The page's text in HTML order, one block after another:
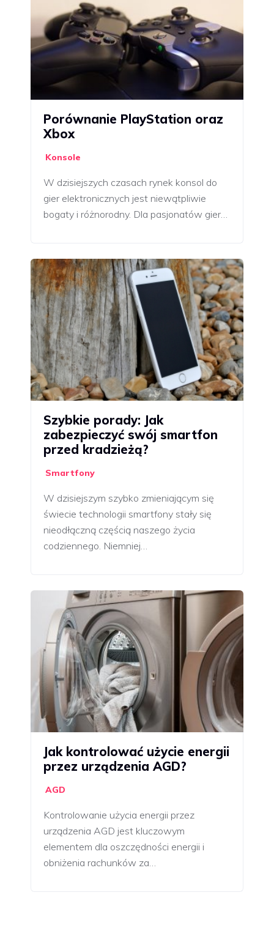
Porównanie PlayStation oraz
Xbox
Konsole
W dzisiejszych czasach rynek konsol do
gier elektronicznych jest niewątpliwie
bogaty i różnorodny. Dla pasjonatów gier…
Szybkie porady: Jak
zabezpieczyć swój smartfon
przed kradzieżą?
Smartfony
W dzisiejszym szybko zmieniającym się
świecie technologii smartfony stały się
nieodłączną częścią naszego życia
codziennego. Niemniej…
Jak kontrolować użycie energii
przez urządzenia AGD?
AGD
Kontrolowanie użycia energii przez
urządzenia AGD jest kluczowym
elementem dla oszczędności energii i
obniżenia rachunków za…